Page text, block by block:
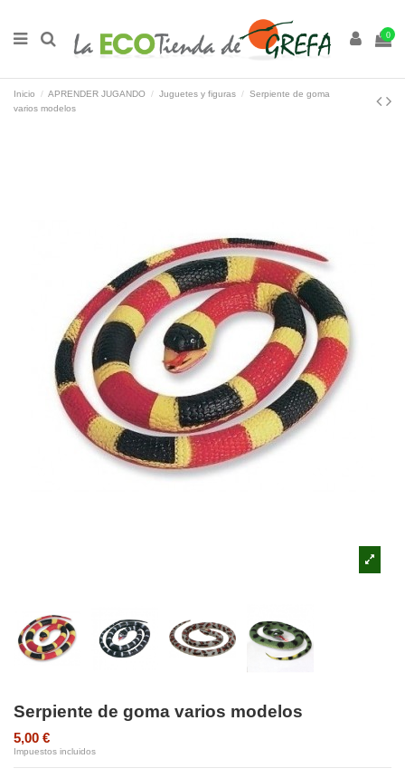
0
Inicio APRENDER JUGANDO Juguetes y figuras
Serpiente de goma
varios modelos
Serpiente de goma varios modelos
5,00 €
Impuestos incluidos